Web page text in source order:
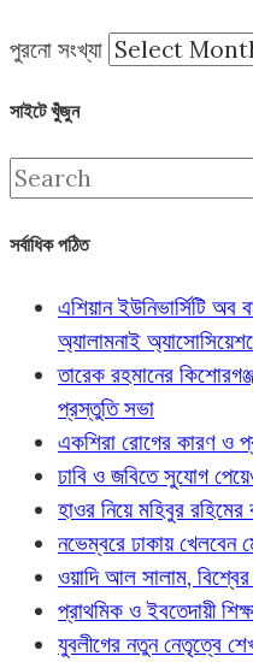
পুরনো সংখ্যা
সাইটে খুঁজুন
সর্বাধিক পঠিত
এশিয়ান ইউনিভার্সিটি অব
অ্যালামনাই
তারেক রহমানের
প্রস্তুতি সভা
একশিরা রোগের কারণ ও
ঢাবি ও জবিতে সুযোগ
হাওর নিয়ে মহিবুর
নভেম্বরে ঢাকায় খেলবেন
ওয়াদি আল সালাম,
প্রাথমিক ও ইবতেদায়ী
যুবলীগের নতুন নেতৃত্বে